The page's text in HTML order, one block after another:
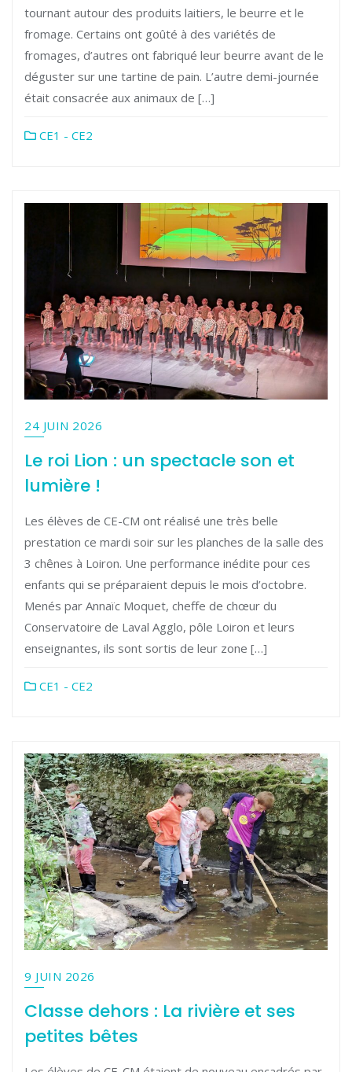
tournant autour des produits laitiers, le beurre et le
fromage. Certains ont goûté à des variétés de
fromages, d’autres ont fabriqué leur beurre avant de le
déguster sur une tartine de pain. L’autre demi-journée
était consacrée aux animaux de […]
CE1 - CE2
24 JUIN 2026
Le roi Lion : un spectacle son et
lumière !
Les élèves de CE-CM ont réalisé une très belle
prestation ce mardi soir sur les planches de la salle des
3 chênes à Loiron. Une performance inédite pour ces
enfants qui se préparaient depuis le mois d’octobre.
Menés par Annaïc Moquet, cheffe de chœur du
Conservatoire de Laval Agglo, pôle Loiron et leurs
enseignantes, ils sont sortis de leur zone […]
CE1 - CE2
9 JUIN 2026
Classe dehors : La rivière et ses
petites bêtes